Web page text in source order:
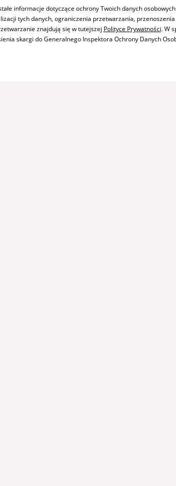
informacje dotyczące ochrony Twoich danych
tych danych, ograniczenia przetwarzania,
znajdują się w tutejszej Polityce Prywatności. W
skargi do Generalnego Inspektora Ochrony Danych